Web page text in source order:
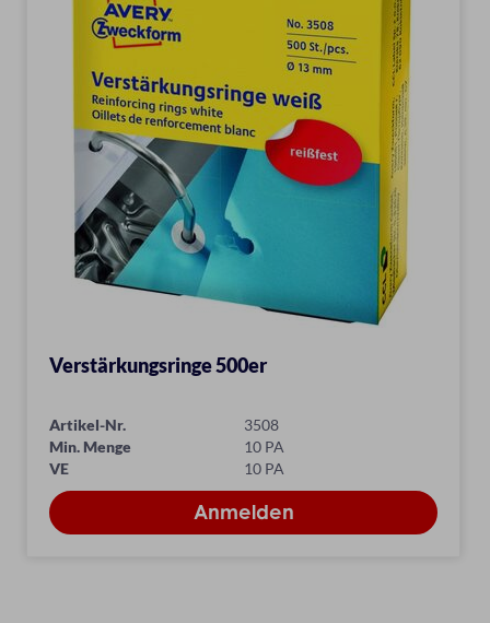
Verstärkungsringe 500er
Artikel-Nr.
3508
Min. Menge
10 PA
VE
10 PA